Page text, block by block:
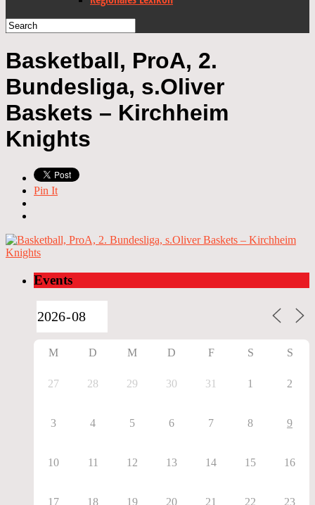
Basketball, ProA, 2.
Bundesliga, s.Oliver
Baskets – Kirchheim
Knights
Pin It
Events
M D M D F S S
27 28 29 30 31 1 2
3 4 5 6 7 8 9
10 11 12 13 14 15 16
17 18 19 20 21 22 23